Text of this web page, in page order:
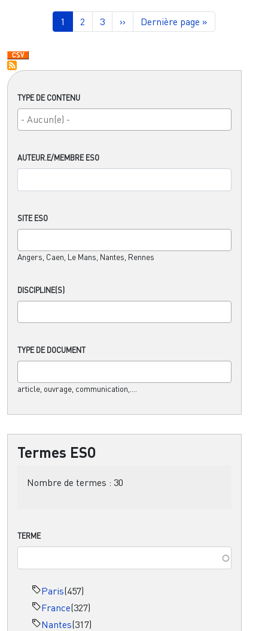
TYPE DE CONTENU
AUTEUR.E/MEMBRE ESO
SITE ESO
Angers, Caen, Le Mans, Nantes, Rennes
DISCIPLINE(S)
TYPE DE DOCUMENT
article, ouvrage, communication,....
Termes ESO
Nombre de termes : 30
TERME
Paris(457)
France(327)
Nantes(317)
Pagination
Page courante
1 Page
2 Page
3 Page suivante
›› Dernière page
Dernière page »